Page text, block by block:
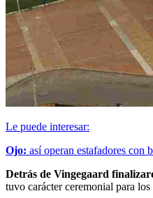
Le puede interesar:
Ojo: así operan estafadores con
Detrás de Vingegaard
tuvo carácter ceremonial para